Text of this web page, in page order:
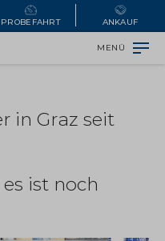
PROBEFAHRT ANKAUF
MENÜ
in Graz seit
ist noch